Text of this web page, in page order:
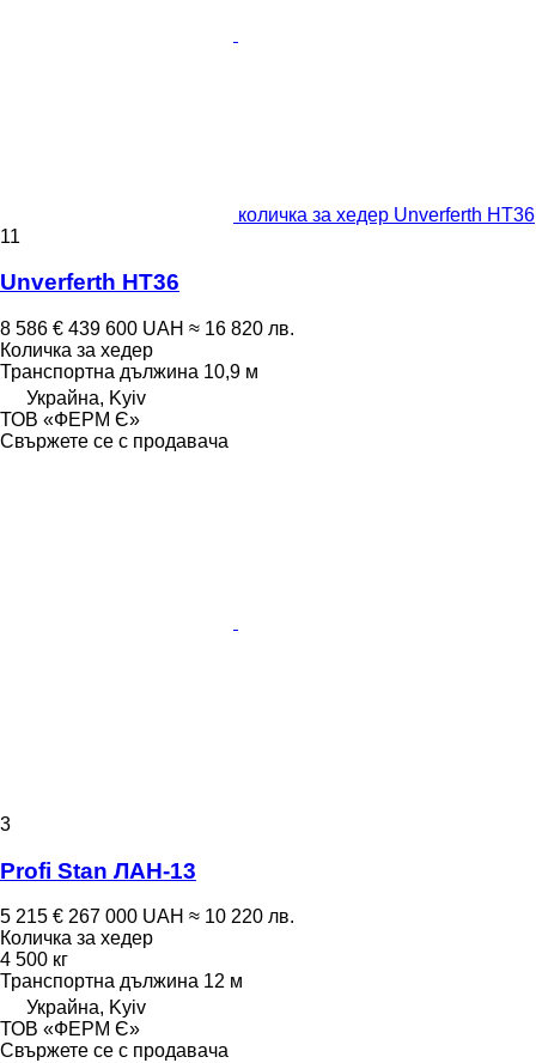
количка за хедер Unverferth HT36
11
Unverferth HT36
8 586 € 439 600 UAH ≈ 16 820 лв.
Количка за хедер
Транспортна дължина 10,9 м
Украйна, Kyiv
ТОВ «ФЕРМ Є»
Свържете се с продавача
3
Profi Stan ЛАН-13
5 215 € 267 000 UAH ≈ 10 220 лв.
Количка за хедер
4 500 кг
Транспортна дължина 12 м
Украйна, Kyiv
ТОВ «ФЕРМ Є»
Свържете се с продавача